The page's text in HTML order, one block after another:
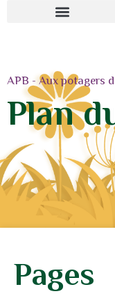
APB - Aux potagers
Plan
Pages